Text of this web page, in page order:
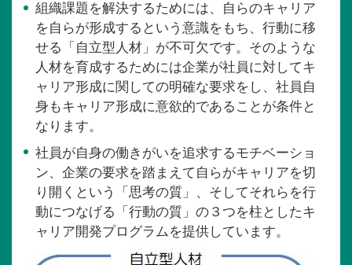
組織課題を解決するためには、自らのキャリア
を自らが形成するという意識をもち、行動に移
せる「自立型人材」が不可欠です。そのような
人材を育成するためには企業が社員に対してキ
ャリア形成に関しての明確な要求をし、社員自
身もキャリア形成に意欲的であることが条件と
なります。
社員が自身の働きがいを追求するモチベーショ
ン、企業の要求を踏まえて自らがキャリアを切
り開くという「思考の質」、そしてそれらを行
動につなげる「行動の質」の３つを柱としたキ
ャリア開発プログラムを提供しています。